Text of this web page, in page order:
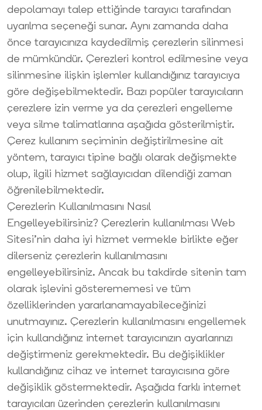
depolamayı talep ettiğinde tarayıcı tarafından
uyarılma seçeneği sunar. Aynı zamanda daha
önce tarayıcınıza kaydedilmiş çerezlerin silinmesi
de mümkündür. Çerezleri kontrol edilmesine veya
silinmesine ilişkin işlemler kullandığınız tarayıcıya
göre değişebilmektedir. Bazı popüler tarayıcıların
çerezlere izin verme ya da çerezleri engelleme
veya silme talimatlarına aşağıda gösterilmiştir.
Çerez kullanım seçiminin değiştirilmesine ait
yöntem, tarayıcı tipine bağlı olarak değişmekte
olup, ilgili hizmet sağlayıcıdan dilendiği zaman
öğrenilebilmektedir.
Çerezlerin Kullanılmasını Nasıl
Engelleyebilirsiniz? Çerezlerin kullanılması Web
Sitesi’nin daha iyi hizmet vermekle birlikte eğer
dilerseniz çerezlerin kullanılmasını
engelleyebilirsiniz. Ancak bu takdirde sitenin tam
olarak işlevini gösterememesi ve tüm
özelliklerinden yararlanamayabileceğinizi
unutmayınız. Çerezlerin kullanılmasını engellemek
için kullandığınız internet tarayıcınızın ayarlarınızı
değiştirmeniz gerekmektedir. Bu değişiklikler
kullandığınız cihaz ve internet tarayıcısına göre
değişiklik göstermektedir. Aşağıda farklı internet
tarayıcıları üzerinden çerezlerin kullanılmasını